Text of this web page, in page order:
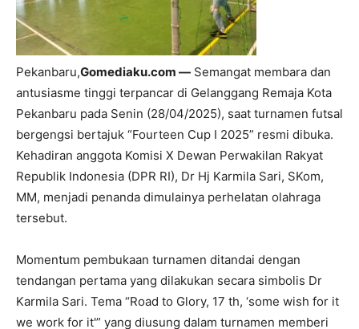
Pekanbaru,Gomediaku.com — Semangat membara dan
antusiasme tinggi terpancar di Gelanggang Remaja Kota
Pekanbaru pada Senin (28/04/2025), saat turnamen futsal
bergengsi bertajuk “Fourteen Cup I 2025” resmi dibuka.
Kehadiran anggota Komisi X Dewan Perwakilan Rakyat
Republik Indonesia (DPR RI), Dr Hj Karmila Sari, SKom,
MM, menjadi penanda dimulainya perhelatan olahraga
tersebut.
Momentum pembukaan turnamen ditandai dengan
tendangan pertama yang dilakukan secara simbolis Dr
Karmila Sari. Tema “Road to Glory, 17 th, ‘some wish for it
we work for it'” yang diusung dalam turnamen memberi